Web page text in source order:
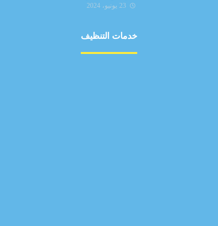
23 يونيو، 2024
خدمات التنظيف